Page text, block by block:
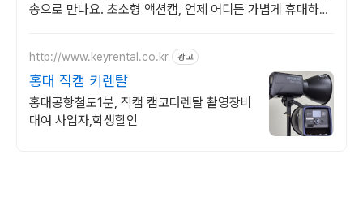
송으로 만나요. 초소형 액션캠, 언제 어디든 가볍게 휴대하며
http://www.keyrental.co.kr 광고
홍대 직캠 키렌탈
홍대공항철도1분, 직캠 캠코더렌탈 촬영장비
대여 사업자,학생할인